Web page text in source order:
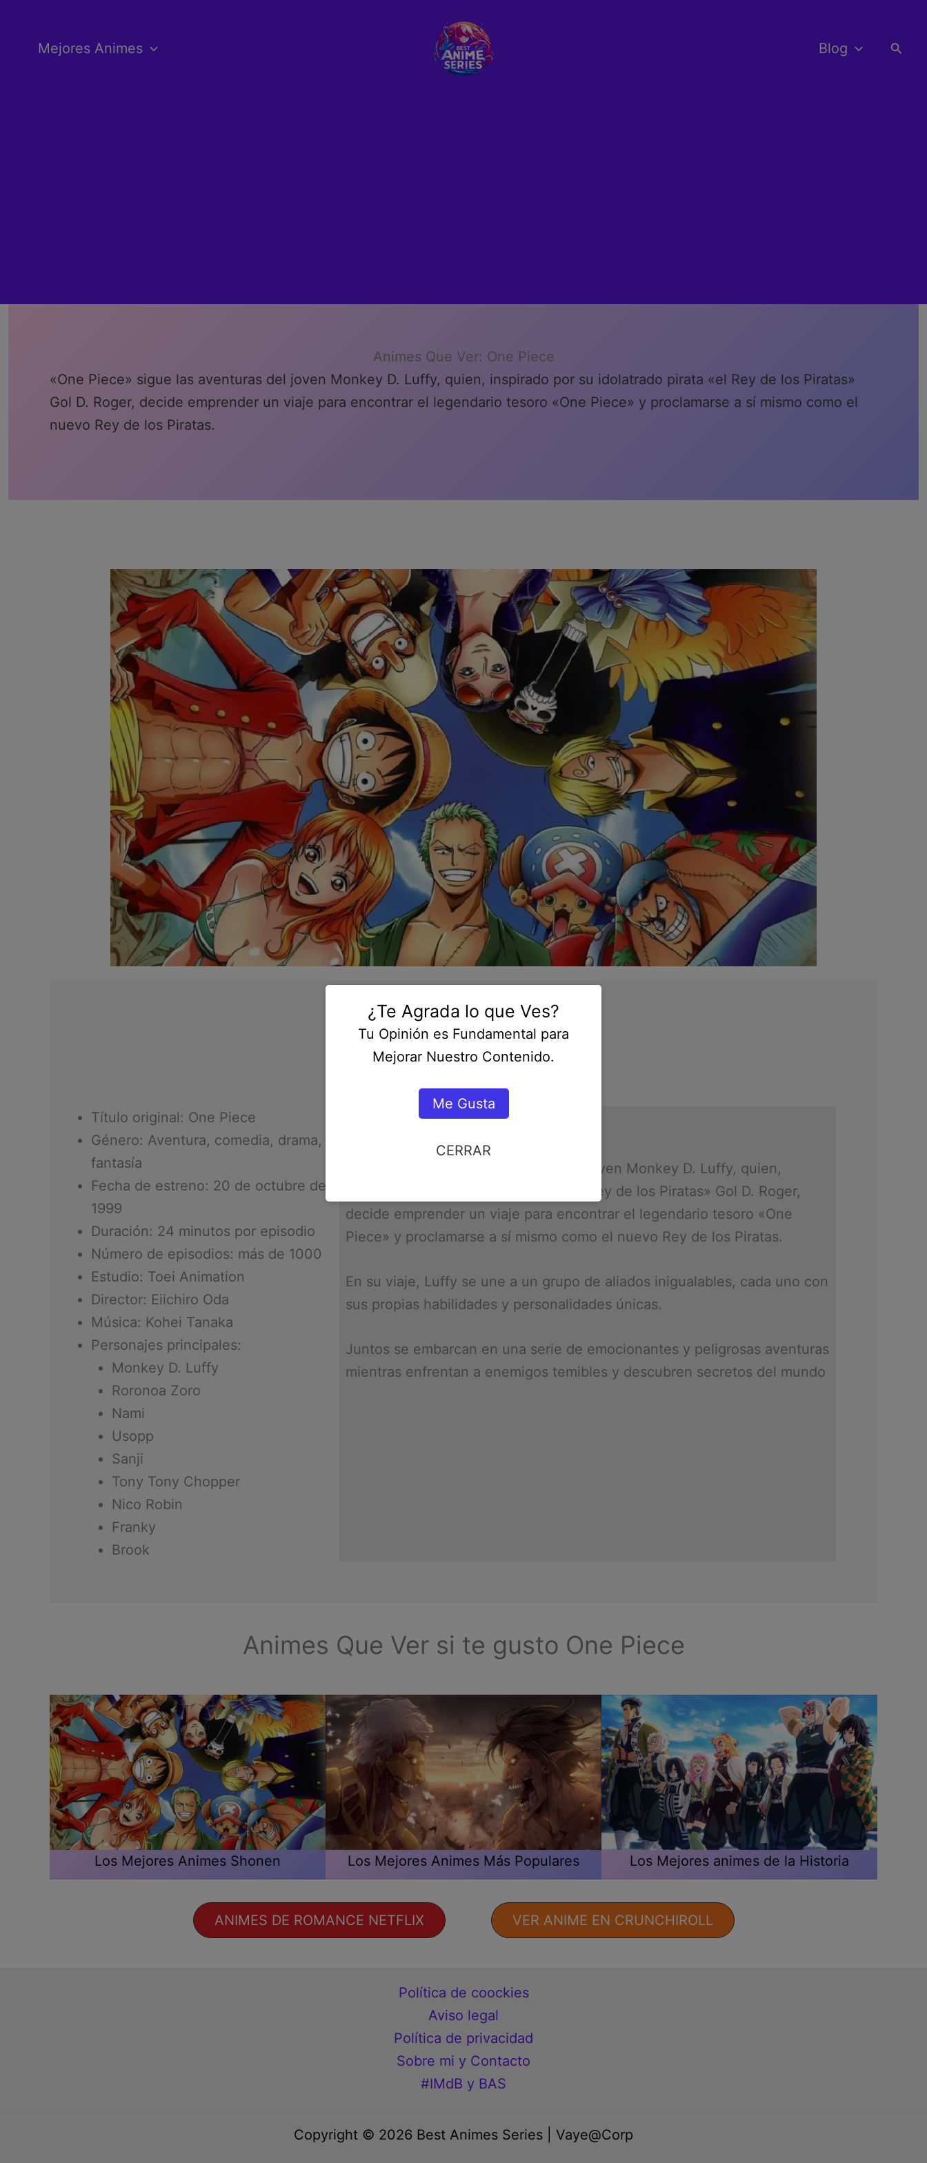
contenidoMejores Animes Blog
Animes Que Ver: One Piece
«One Piece» sigue las aventuras del joven Monkey D. Luffy, quien, inspirado por su idolatrado pirata «el Rey de los Piratas»
Gol D. Roger, decide emprender un viaje para encontrar el legendario tesoro «One Piece» y proclamarse a sí mismo como el
nuevo Rey de los Piratas.
One Piece
Título original: One Piece
Género: Aventura, comedia, drama,
fantasía
Fecha de estreno: 20 de octubre de
1999
Duración: 24 minutos por episodio
Número de episodios: más de 1000
Estudio: Toei Animation
Director: Eiichiro Oda
Música: Kohei Tanaka
Personajes principales:
Monkey D. Luffy
Roronoa Zoro
Nami
Usopp
Sanji
Tony Tony Chopper
Nico Robin
Franky
Brook
«One Piece» sigue las aventuras del joven Monkey D. Luffy, quien,
inspirado por su idolatrado pirata «el Rey de los Piratas» Gol D. Roger,
decide emprender un viaje para encontrar el legendario tesoro «One
Piece» y proclamarse a sí mismo como el nuevo Rey de los Piratas.
En su viaje, Luffy se une a un grupo de aliados inigualables, cada uno con
sus propias habilidades y personalidades únicas.
Juntos se embarcan en una serie de emocionantes y peligrosas aventuras
mientras enfrentan a enemigos temibles y descubren secretos del mundo
Animes Que Ver si te gusto One Piece
Los Mejores Animes Shonen Los Mejores Animes Más Populares Los Mejores animes de la Historia
ANIMES DE ROMANCE NETFLIX VER ANIME EN CRUNCHIROLL
Política de coockies
Aviso legal
Política de privacidad
Sobre mi y Contacto
#IMdB y BAS
Copyright © 2026 Best Animes Series | Vaye@Corp
¿Te Agrada lo que Ves?
Tu Opinión es Fundamental para
Mejorar Nuestro Contenido.
Me Gusta
CERRAR